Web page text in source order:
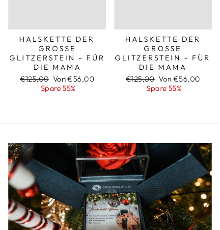
HALSKETTE DER
GROSSE G
LITZERSTEIN - FÜR D
IE MAMA
Normaler
€125,00 Sonderpreis
Von €56,00
Spare 55%
HALSKETTE DER
GROSSE G
LITZERSTEIN - FÜR D
IE MAMA
Normaler
€125,00 Sonderpreis
Von €56,00
Spare 55%